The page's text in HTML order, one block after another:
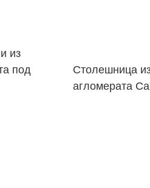
из
под
Столешница
агломерата